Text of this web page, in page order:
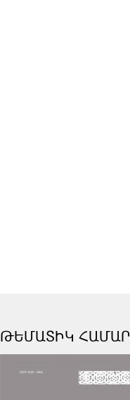
ԹԵՄԱՏԻԿ ՀԱՄԱՐ